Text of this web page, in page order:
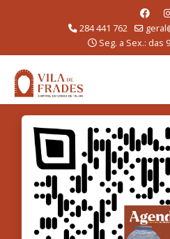
284 441 762
Seg. a Sex.: das